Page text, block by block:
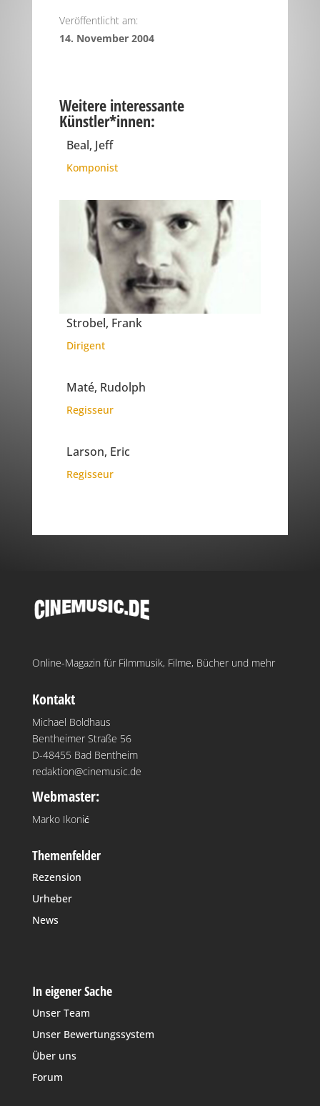
Veröffentlicht am:
14. November 2004
Weitere interessante
Künstler*innen:
Beal, Jeff
Komponist
Strobel, Frank
Dirigent
Maté, Rudolph
Regisseur
Larson, Eric
Regisseur
Online-Magazin für Filmmusik, Filme, Bücher und mehr
Kontakt
Michael Boldhaus
Bentheimer Straße 56
D-48455 Bad Bentheim
redaktion@cinemusic.de
Webmaster:
Marko Ikonić
Themenfelder
Rezension
Urheber
News
In eigener Sache
Unser Team
Unser Bewertungssystem
Über uns
Forum